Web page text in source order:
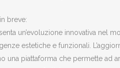
breve:
un’evoluzione innovativa
estetiche e funzionali.
una piattaforma che permette ad